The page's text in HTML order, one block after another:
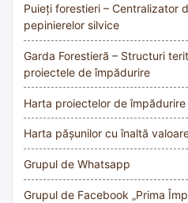
Puieți forestieri – Centralizator
pepinierelor silvice
Garda Forestieră – Structuri
proiectele de împădurire
Harta proiectelor de
Harta pășunilor cu înaltă
Grupul de Whatsapp
Grupul de Facebook „Prima